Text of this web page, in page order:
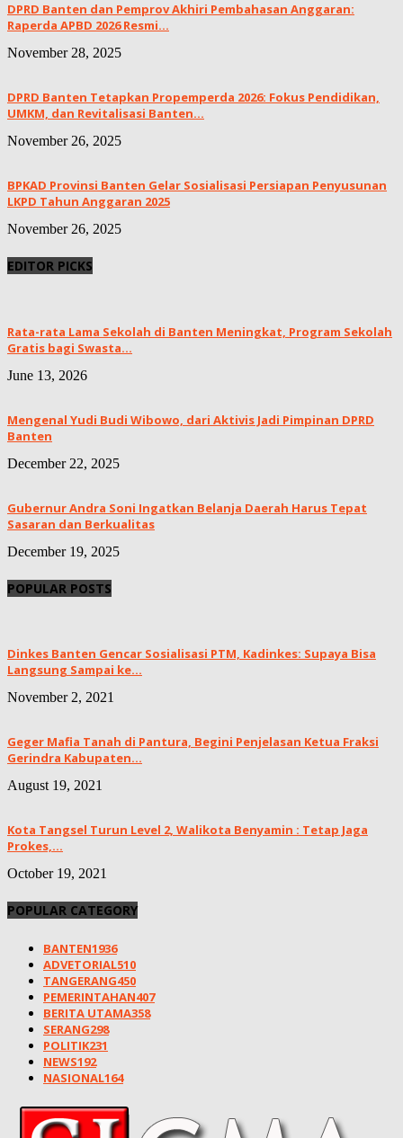
DPRD Banten dan Pemprov Akhiri Pembahasan Anggaran:
Raperda APBD 2026 Resmi...
November 28, 2025
DPRD Banten Tetapkan Propemperda 2026: Fokus Pendidikan,
UMKM, dan Revitalisasi Banten...
November 26, 2025
BPKAD Provinsi Banten Gelar Sosialisasi Persiapan Penyusunan
LKPD Tahun Anggaran 2025
November 26, 2025
EDITOR PICKS
Rata-rata Lama Sekolah di Banten Meningkat, ‎Program Sekolah
Gratis bagi Swasta...
June 13, 2026
Mengenal Yudi Budi Wibowo, dari Aktivis Jadi Pimpinan DPRD
Banten
December 22, 2025
Gubernur Andra Soni Ingatkan Belanja Daerah Harus Tepat
Sasaran dan Berkualitas
December 19, 2025
POPULAR POSTS
Dinkes Banten Gencar Sosialisasi PTM, Kadinkes: Supaya Bisa
Langsung Sampai ke...
November 2, 2021
Geger Mafia Tanah di Pantura, Begini Penjelasan Ketua Fraksi
Gerindra Kabupaten...
August 19, 2021
Kota Tangsel Turun Level 2, Walikota Benyamin : Tetap Jaga
Prokes,...
October 19, 2021
POPULAR CATEGORY
BANTEN1936
ADVETORIAL510
TANGERANG450
PEMERINTAHAN407
BERITA UTAMA358
SERANG298
POLITIK231
NEWS192
NASIONAL164